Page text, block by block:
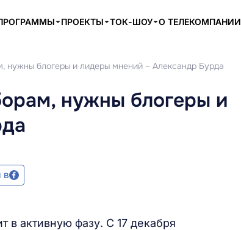
ПРОЕКТЫ ТОК-ШОУ О ТЕЛЕКОМПАНИИ
нужны блогеры и лидеры мнений – Александр Бурда
нужны блогеры и
в
в активную фазу. С 17 декабря